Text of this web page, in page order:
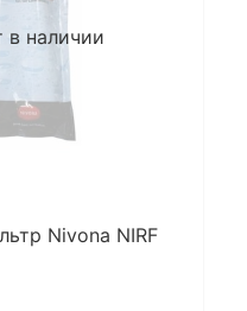
в наличии
Nivona NIRF